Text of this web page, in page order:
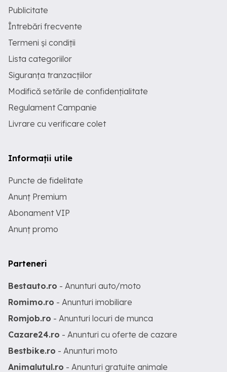
Publicitate
Întrebări frecvente
Termeni și condiții
Lista categoriilor
Siguranța tranzacțiilor
Modifică setările de confidențialitate
Regulament Campanie
Livrare cu verificare colet
Informații utile
Puncte de fidelitate
Anunț Premium
Abonament VIP
Anunț promo
Parteneri
Bestauto.ro - Anunturi auto/moto
Romimo.ro - Anunturi imobiliare
Romjob.ro - Anunturi locuri de munca
Cazare24.ro - Anunturi cu oferte de cazare
Bestbike.ro - Anunturi moto
Animalutul.ro - Anunturi gratuite animale